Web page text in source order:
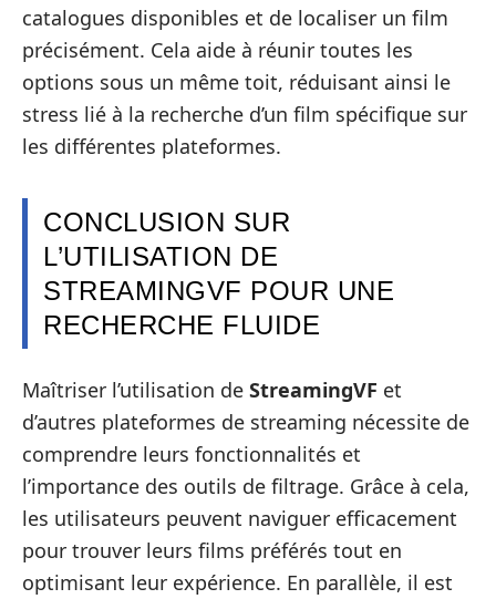
catalogues disponibles et de localiser un film
précisément. Cela aide à réunir toutes les
options sous un même toit, réduisant ainsi le
stress lié à la recherche d’un film spécifique sur
les différentes plateformes.
CONCLUSION SUR
L’UTILISATION DE
STREAMINGVF POUR UNE
RECHERCHE FLUIDE
Maîtriser l’utilisation de StreamingVF et
d’autres plateformes de streaming nécessite de
comprendre leurs fonctionnalités et
l’importance des outils de filtrage. Grâce à cela,
les utilisateurs peuvent naviguer efficacement
pour trouver leurs films préférés tout en
optimisant leur expérience. En parallèle, il est